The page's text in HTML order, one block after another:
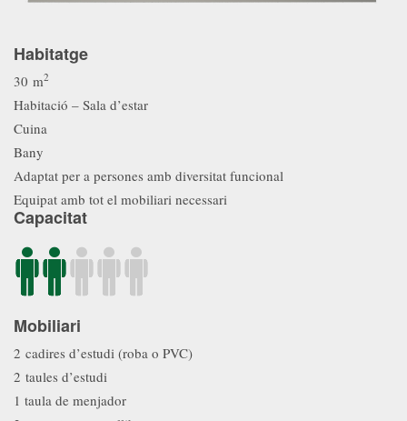
Habitatge
30 m2
Habitació – Sala d’estar
Cuina
Bany
Adaptat per a persones amb diversitat funcional
Equipat amb tot el mobiliari necessari
Capacitat
Mobiliari
2 cadires d’estudi (roba o PVC)
2 taules d’estudi
1 taula de menjador